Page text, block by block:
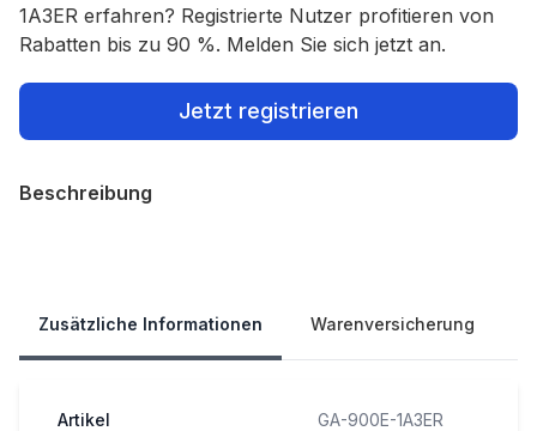
1A3ER erfahren? Registrierte Nutzer profitieren von
Rabatten bis zu 90 %. Melden Sie sich jetzt an.
Jetzt registrieren
Beschreibung
Zusätzliche Informationen Warenversicherung
Artikel GA-900E-1A3ER